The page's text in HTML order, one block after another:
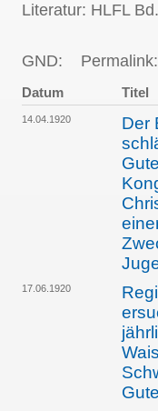
Literatur: HLFL
GND:
Datum Titel
14.04.1920
Der
17.06.1920